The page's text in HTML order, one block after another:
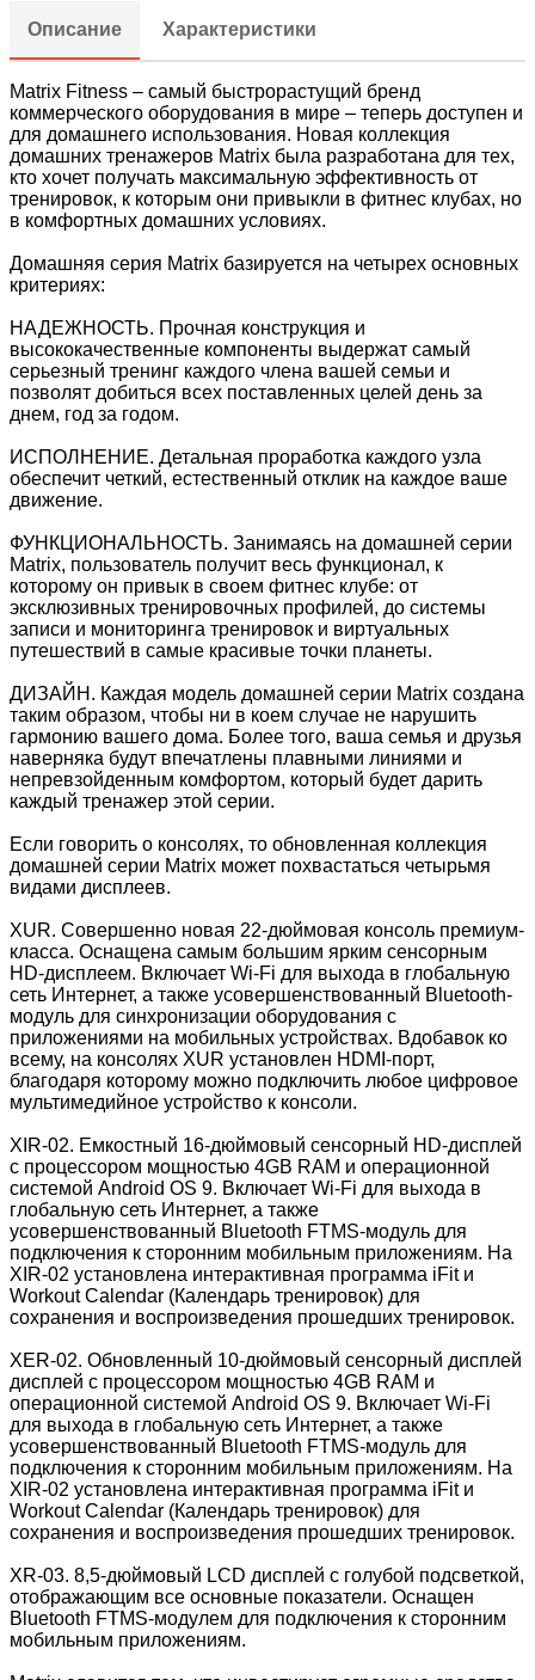
Описание Характеристики
Matrix Fitness – самый быстрорастущий бренд
коммерческого оборудования в мире – теперь доступен и
для домашнего использования. Новая коллекция
домашних тренажеров Matrix была разработана для тех,
кто хочет получать максимальную эффективность от
тренировок, к которым они привыкли в фитнес клубах, но
в комфортных домашних условиях.
Домашняя серия Matrix базируется на четырех основных
критериях:
НАДЕЖНОСТЬ. Прочная конструкция и
высококачественные компоненты выдержат самый
серьезный тренинг каждого члена вашей семьи и
позволят добиться всех поставленных целей день за
днем, год за годом.
ИСПОЛНЕНИЕ. Детальная проработка каждого узла
обеспечит четкий, естественный отклик на каждое ваше
движение.
ФУНКЦИОНАЛЬНОСТЬ. Занимаясь на домашней серии
Matrix, пользователь получит весь функционал, к
которому он привык в своем фитнес клубе: от
эксклюзивных тренировочных профилей, до системы
записи и мониторинга тренировок и виртуальных
путешествий в самые красивые точки планеты.
ДИЗАЙН. Каждая модель домашней серии Matrix создана
таким образом, чтобы ни в коем случае не нарушить
гармонию вашего дома. Более того, ваша семья и друзья
наверняка будут впечатлены плавными линиями и
непревзойденным комфортом, который будет дарить
каждый тренажер этой серии.
Если говорить о консолях, то обновленная коллекция
домашней серии Matrix может похвастаться четырьмя
видами дисплеев.
XUR. Совершенно новая 22-дюймовая консоль премиум-
класса. Оснащена самым большим ярким сенсорным
HD-дисплеем. Включает Wi-Fi для выхода в глобальную
сеть Интернет, а также усовершенствованный Bluetooth-
модуль для синхронизации оборудования с
приложениями на мобильных устройствах. Вдобавок ко
всему, на консолях XUR установлен HDMI-порт,
благодаря которому можно подключить любое цифровое
мультимедийное устройство к консоли.
XIR-02. Емкостный 16-дюймовый сенсорный HD-дисплей
с процессором мощностью 4GB RAM и операционной
системой Android OS 9. Включает Wi-Fi для выхода в
глобальную сеть Интернет, а также
усовершенствованный Bluetooth FTMS-модуль для
подключения к сторонним мобильным приложениям. На
XIR-02 установлена интерактивная программа iFit и
Workout Calendar (Календарь тренировок) для
сохранения и воспроизведения прошедших тренировок.
XER-02. Обновленный 10-дюймовый сенсорный дисплей
дисплей с процессором мощностью 4GB RAM и
операционной системой Android OS 9. Включает Wi-Fi
для выхода в глобальную сеть Интернет, а также
усовершенствованный Bluetooth FTMS-модуль для
подключения к сторонним мобильным приложениям. На
XIR-02 установлена интерактивная программа iFit и
Workout Calendar (Календарь тренировок) для
сохранения и воспроизведения прошедших тренировок.
XR-03. 8,5-дюймовый LCD дисплей с голубой подсветкой,
отображающим все основные показатели. Оснащен
Bluetooth FTMS-модулем для подключения к сторонним
мобильным приложениям.